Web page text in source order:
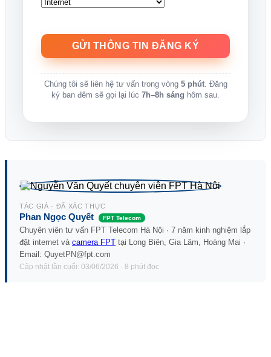
Chúng tôi sẽ liên hệ tư vấn trong vòng 5 phút. Đăng
ký ban đêm sẽ gọi lại lúc 7h–8h sáng hôm sau.
TÁC GIẢ · ĐÃ XÁC THỰC
Phan Ngọc Quyết FPT Telecom
Chuyên viên tư vấn FPT Telecom Hà Nội · 7 năm kinh nghiệm lắp
đặt internet và camera FPT tại Long Biên, Gia Lâm, Hoàng Mai ·
Email: QuyetPN@fpt.com
Cập nhật lần cuối: 03/06/2026 · 8 phút đọc